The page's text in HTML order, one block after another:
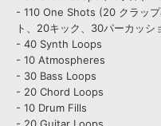
- 110 One Shots (20 クラッ
ト、20キック、30パーカッシ
- 40 Synth Loops
- 10 Atmospheres
- 30 Bass Loops
- 20 Chord Loops
- 10 Drum Fills